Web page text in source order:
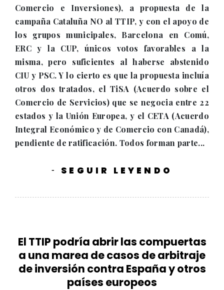
Comercio e Inversiones), a propuesta de la
campaña Cataluña NO al TTIP, y con el apoyo de
los grupos municipales, Barcelona en Comú,
ERC y la CUP, únicos votos favorables a la
misma, pero suficientes al haberse abstenido
CIU y PSC. Y lo cierto es que la propuesta incluía
otros dos tratados, el TiSA (Acuerdo sobre el
Comercio de Servicios) que se negocia entre 22
estados y la Unión Europea, y el CETA (Acuerdo
Integral Económico y de Comercio con Canadá),
pendiente de ratificación. Todos forman parte...
- SEGUIR LEYENDO
El TTIP podría abrir las compuertas
a una marea de casos de arbitraje
de inversión contra España y otros
países europeos